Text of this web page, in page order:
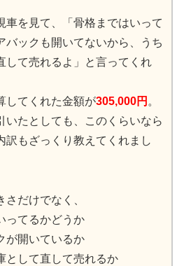
車を見て、「骨格まではいって
バックも開いてないから、うち
して売れるよ」と言ってくれ
してくれた金額が305,000円 。
いたとしても、このくらいなら
訳もざっくり教えてくれまし
さだけでなく、
ってるかどうか
が開いているか
として直して売れるか